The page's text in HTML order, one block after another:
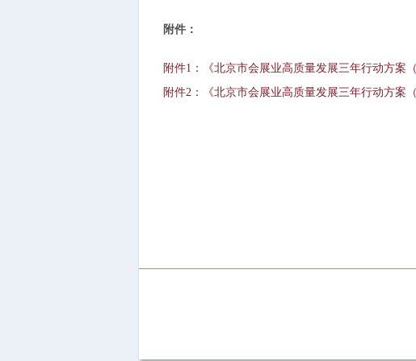
附件：
附件1：《北京市会展业高质量发展三年行动方案
附件2：《北京市会展业高质量发展三年行动方案